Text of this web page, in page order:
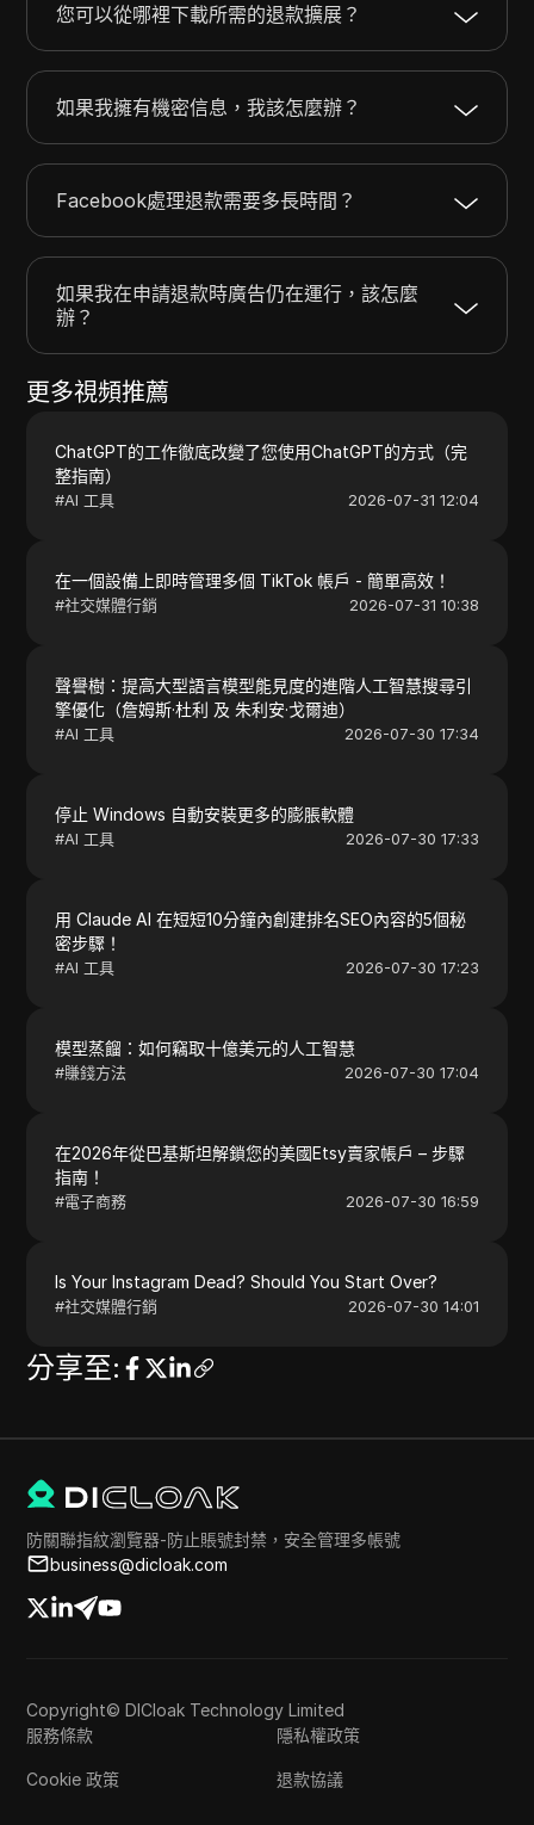
您可以從哪裡下載所需的退款擴展？
如果我擁有機密信息，我該怎麼辦？
Facebook處理退款需要多長時間？
如果我在申請退款時廣告仍在運行，該怎麼
辦？
更多視頻推薦
ChatGPT的工作徹底改變了您使用ChatGPT的方式（完
整指南）
#AI 工具 2026-07-31 12:04
在一個設備上即時管理多個 TikTok 帳戶 - 簡單高效！
#社交媒體行銷 2026-07-31 10:38
聲譽樹：提高大型語言模型能見度的進階人工智慧搜尋引
擎優化（詹姆斯·杜利 及 朱利安·戈爾迪）
#AI 工具 2026-07-30 17:34
停止 Windows 自動安裝更多的膨脹軟體
#AI 工具 2026-07-30 17:33
用 Claude AI 在短短10分鐘內創建排名SEO內容的5個秘
密步驟！
#AI 工具 2026-07-30 17:23
模型蒸餾：如何竊取十億美元的人工智慧
#賺錢方法 2026-07-30 17:04
在2026年從巴基斯坦解鎖您的美國Etsy賣家帳戶 – 步驟
指南！
#電子商務 2026-07-30 16:59
Is Your Instagram Dead? Should You Start Over?
#社交媒體行銷 2026-07-30 14:01
分享至:
防關聯指紋瀏覽器-防止賬號封禁，安全管理多帳號
business@dicloak.com
Copyright© DICloak Technology Limited
服務條款
隱私權政策
Cookie 政策 退款協議